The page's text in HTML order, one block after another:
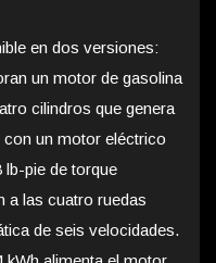
en dos versiones:
un motor de gasolina
cilindros que genera
con un motor eléctrico
lb-pie de torque
a las cuatro ruedas
de seis velocidades.